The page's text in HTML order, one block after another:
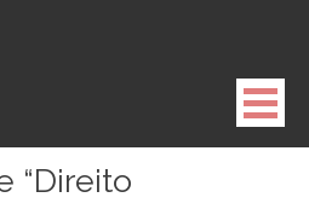
“Direito